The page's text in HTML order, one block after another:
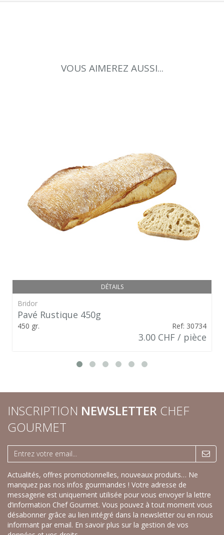
VOUS AIMEREZ AUSSI...
DÉTAILS
Bridor
Pavé Rustique 450g
450 gr. Ref: 30734
3.00 CHF / pièce
INSCRIPTION NEWSLETTER CHEF
GOURMET
Actualités, offres promotionnelles, nouveaux produits… Ne
manquez pas nos infos gourmandes ! Votre adresse de
messagerie est uniquement utilisée pour vous envoyer la lettre
d’information Chef Gourmet. Vous pouvez à tout moment vous
désabonner grâce au lien intégré dans la newsletter ou en nous
informant par email. En savoir plus sur la gestion de vos